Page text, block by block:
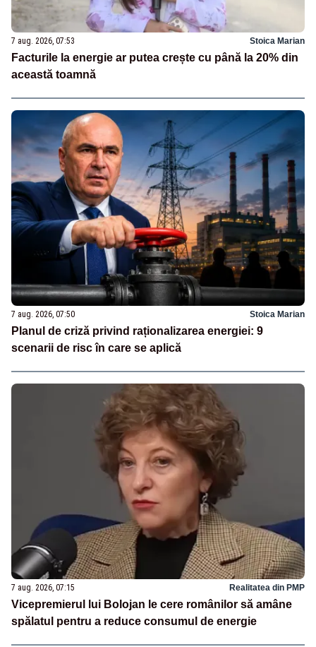
7 aug. 2026, 07:53 Stoica Marian
Facturile la energie ar putea crește cu până la 20% din
această toamnă
7 aug. 2026, 07:50 Stoica Marian
Planul de criză privind raționalizarea energiei: 9
scenarii de risc în care se aplică
7 aug. 2026, 07:15 Realitatea din PMP
Vicepremierul lui Bolojan le cere românilor să amâne
spălatul pentru a reduce consumul de energie